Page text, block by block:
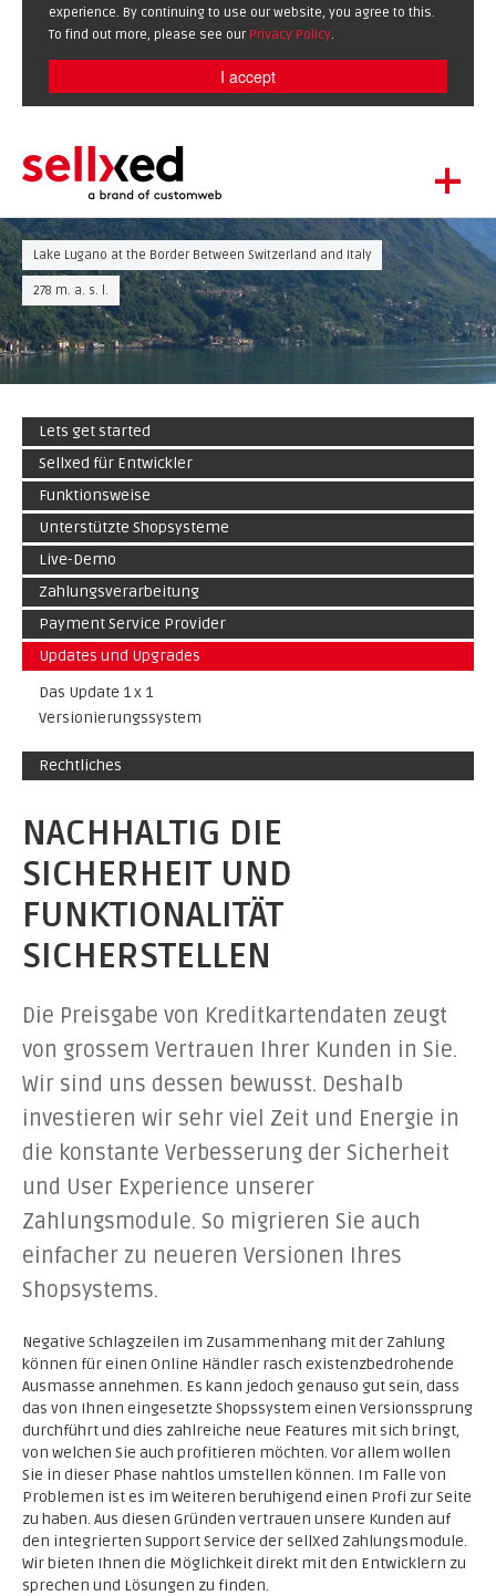
experience. By continuing to use our website, you agree to this.
To find out more, please see our Privacy Policy.
I accept
+
DE
LET'S GET STARTED
EXTENSIONS
SHOWCASE
BLOG
SUPPORT
ABOUT
Lake Lugano at the Border Between Switzerland and Italy
278 m. a. s. l.
Lets get started
Sellxed für Entwickler
Funktionsweise
Unterstützte Shopsysteme
Live-Demo
Zahlungsverarbeitung
Payment Service Provider
Updates und Upgrades
Das Update 1 x 1
Versionierungssystem
Rechtliches
NACHHALTIG DIE
SICHERHEIT UND
FUNKTIONALITÄT
SICHERSTELLEN
Die Preisgabe von Kreditkartendaten zeugt
von grossem Vertrauen Ihrer Kunden in Sie.
Wir sind uns dessen bewusst. Deshalb
investieren wir sehr viel Zeit und Energie in
die konstante Verbesserung der Sicherheit
und User Experience unserer
Zahlungsmodule. So migrieren Sie auch
einfacher zu neueren Versionen Ihres
Shopsystems.
Negative Schlagzeilen im Zusammenhang mit der Zahlung
können für einen Online Händler rasch existenzbedrohende
Ausmasse annehmen. Es kann jedoch genauso gut sein, dass
das von Ihnen eingesetzte Shopssystem einen Versionssprung
durchführt und dies zahlreiche neue Features mit sich bringt,
von welchen Sie auch profitieren möchten. Vor allem wollen
Sie in dieser Phase nahtlos umstellen können. Im Falle von
Problemen ist es im Weiteren beruhigend einen Profi zur Seite
zu haben. Aus diesen Gründen vertrauen unsere Kunden auf
den integrierten Support Service der sellXed Zahlungsmodule.
Wir bieten Ihnen die Möglichkeit direkt mit den Entwicklern zu
sprechen und Lösungen zu finden.